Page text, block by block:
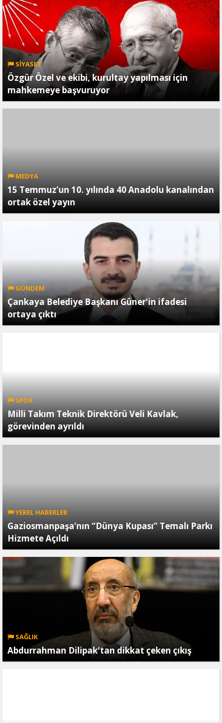
SİYASET
Özgür Özel ve ekibi, kurultay yapılması için
mahkemeye başvuruyor
MEDYA
15 Temmuz’un 10. yılında 40 Anadolu kanalından
ortak özel yayın
GÜNDEM
Çankaya Belediye Başkanı Güner'in ifadesi
ortaya çıktı
SPOR
Milli Takım Teknik Direktörü Veli Kavlak,
görevinden ayrıldı
YEREL HABERLER
Gaziosmanpaşa’nın “Dünya Kupası” Temalı Parkı
Hizmete Açıldı
SAĞLIK
Abdurrahman Dilipak'tan dikkat çeken çıkış